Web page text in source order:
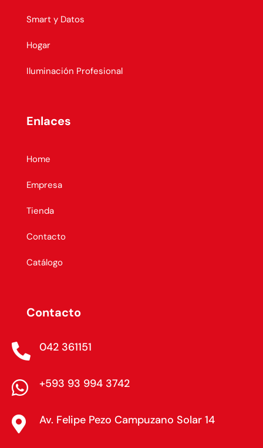
Smart y Datos
Hogar
Iluminación Profesional
Enlaces
Home
Empresa
Tienda
Contacto
Catálogo
Contacto
 042 361151
 +593 93 994 3742
 Av. Felipe Pezo Campuzano Solar 14